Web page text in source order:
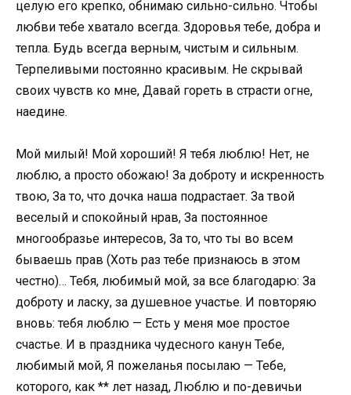
целую его крепко, обнимаю сильно-сильно. Чтобы
любви тебе хватало всегда. Здоровья тебе, добра и
тепла. Будь всегда верным, чистым и сильным.
Терпеливыми постоянно красивым. Не скрывай
своих чувств ко мне, Давай гореть в страсти огне,
наедине.
Мой милый! Мой хороший! Я тебя люблю! Нет, не
люблю, а просто обожаю! За доброту и искренность
твою, За то, что дочка наша подрастает. За твой
веселый и спокойный нрав, За постоянное
многообразье интересов, За то, что ты во всем
бываешь прав (Хоть раз тебе признаюсь в этом
честно)… Тебя, любимый мой, за все благодарю: За
доброту и ласку, за душевное участье. И повторяю
вновь: тебя люблю — Есть у меня мое простое
счастье. И в праздника чудесного канун Тебе,
любимый мой, Я пожеланья посылаю — Тебе,
которого, как ** лет назад, Люблю и по-девичьи